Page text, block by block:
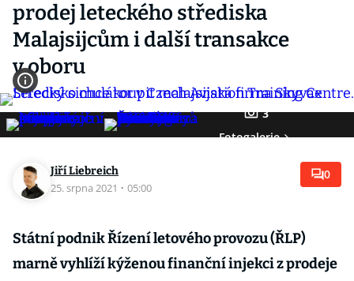
prodej leteckého střediska
Malajsijcům i další transakce
v oboru
3
Fotogalerie
Jiří Liebreich
25. srpna 2021 · 05:00
0
Státní podnik Řízení letového provozu (ŘLP)
marně vyhlíží kýženou finanční injekci z prodeje